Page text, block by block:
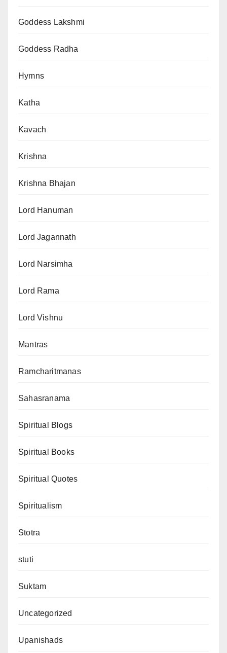
Goddess Lakshmi
Goddess Radha
Hymns
Katha
Kavach
Krishna
Krishna Bhajan
Lord Hanuman
Lord Jagannath
Lord Narsimha
Lord Rama
Lord Vishnu
Mantras
Ramcharitmanas
Sahasranama
Spiritual Blogs
Spiritual Books
Spiritual Quotes
Spiritualism
Stotra
stuti
Suktam
Uncategorized
Upanishads